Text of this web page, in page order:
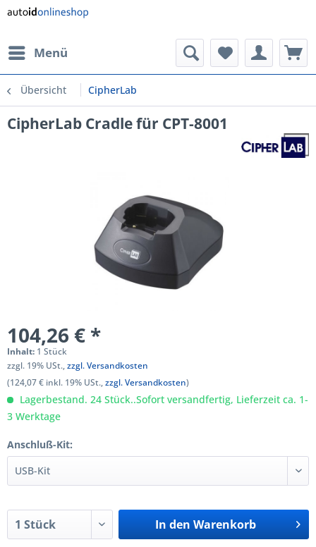
Menü
Übersicht CipherLab
CipherLab Cradle für CPT-8001
104,26 € *
Inhalt: 1 Stück
zzgl. 19% USt.,zzgl. Versandkosten
(124,07 € inkl. 19% USt.,zzgl. Versandkosten)
Lagerbestand. 24 Stück..Sofort versandfertig, Lieferzeit ca. 1-
3 Werktage
Anschluß-Kit:
In den Warenkorb